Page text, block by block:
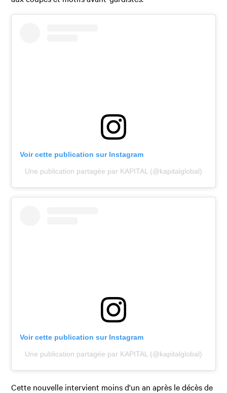
Voir cette publication sur Instagram
Une publication partagée par KAPITAL (@kapitalglobal)
Voir cette publication sur Instagram
Une publication partagée par KAPITAL (@kapitalglobal)
Cette nouvelle intervient moins d'un an après le décès de